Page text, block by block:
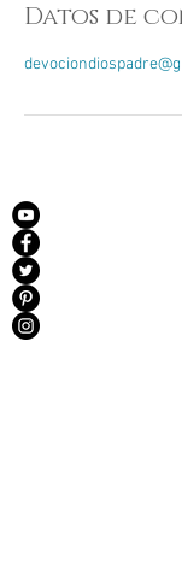
Datos de